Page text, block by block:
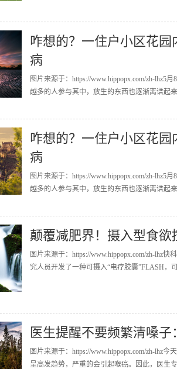
咋想的？一住户小区花
病
图片来源于：https://www.hippopx.com/zh-lhz5
越多的人参与其中，放生的东西也逐渐离谱起
咋想的？一住户小区花
病
图片来源于：https://www.hippopx.com/zh-lhz5
越多的人参与其中，放生的东西也逐渐离谱起
颠覆减肥界！摄入型食
图片来源于：https://www.hippopx.com/zh-lhz
究人员开发了一种可摄入“电疗胶囊”FLASH，
医生提醒不要频繁清嗓
图片来源于：https://www.hippopx.com/zh-lhz
呈高发趋势，严重的会引起喉癌。因此，医生